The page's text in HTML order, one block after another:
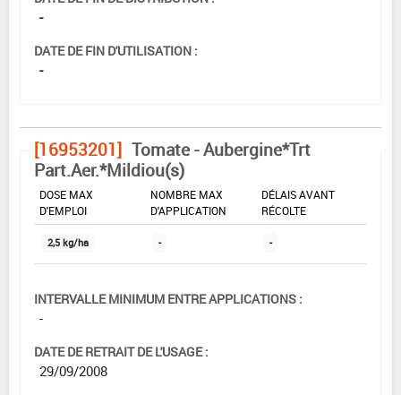
-
DATE DE FIN D'UTILISATION :
-
[16953201] Tomate - Aubergine*Trt
Part.Aer.*Mildiou(s)
DOSE MAX
D'EMPLOI
NOMBRE MAX
D'APPLICATION
DÉLAIS AVANT
RÉCOLTE
2,5 kg/ha - -
INTERVALLE MINIMUM ENTRE APPLICATIONS :
-
DATE DE RETRAIT DE L'USAGE :
29/09/2008